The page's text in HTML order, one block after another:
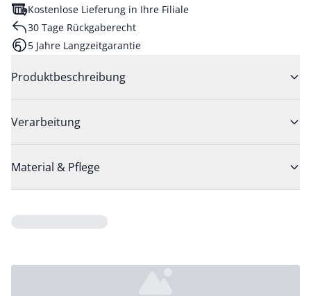
Kostenlose Lieferung in Ihre Filiale
30 Tage Rückgaberecht
5 Jahre Langzeitgarantie
Produktbeschreibung
Verarbeitung
Material & Pflege